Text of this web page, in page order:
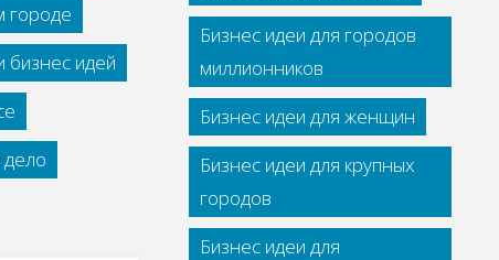
городе
бизнес идей
Бизнес идеи для городов
миллионников
Бизнес идеи для женщин
Бизнес идеи для крупных
городов
Бизнес идеи для